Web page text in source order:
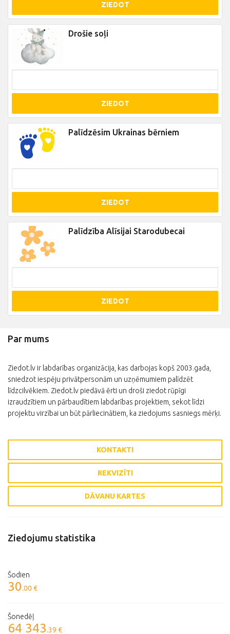
ZIEDOT
Drošie soļi
ZIEDOT
Palīdzēsim Ukrainas bērniem
ZIEDOT
Palīdzība Alīsijai Starodubecai
ZIEDOT
Par mums
Ziedot.lv ir labdarības organizācija, kas darbojas kopš 2003.gada,
sniedzot iespēju privātpersonām un uzņēmumiem palīdzēt
līdzcilvēkiem. Ziedot.lv piedāvā ērti un droši ziedot rūpīgi
izraudzītiem un pārbaudītiem labdarības projektiem, sekot līdzi
projektu virzībai un būt pārliecinātiem, ka ziedojums sasniegs mērķi.
KONTAKTI
REKVIZĪTI
DĀVANU KARTES
Ziedojumu statistika
Šodien
30.00 €
Šonedēļ
64 343.39 €